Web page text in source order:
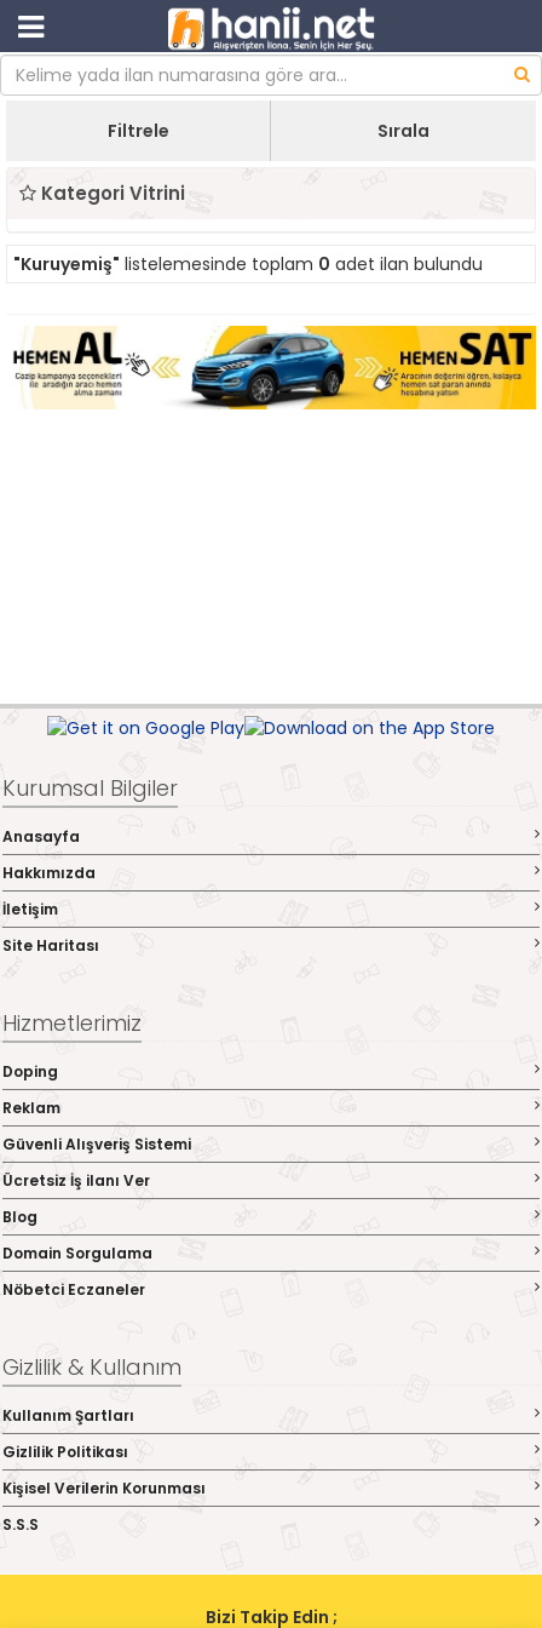
Filtrele Sırala
Kategori Vitrini
"Kuruyemiş" listelemesinde toplam 0 adet ilan bulundu
Kurumsal Bilgiler
Anasayfa
Hakkımızda
İletişim
Site Haritası
Hizmetlerimiz
Doping
Reklam
Güvenli Alışveriş Sistemi
Ücretsiz İş ilanı Ver
Blog
Domain Sorgulama
Nöbetci Eczaneler
Gizlilik & Kullanım
Kullanım Şartları
Gizlilik Politikası
Kişisel Verilerin Korunması
S.S.S
Bizi Takip Edin ;